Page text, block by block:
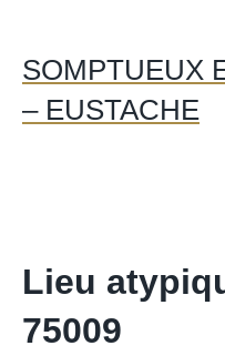
SOMPTUEUX
– EUSTACHE
Lieu
75009